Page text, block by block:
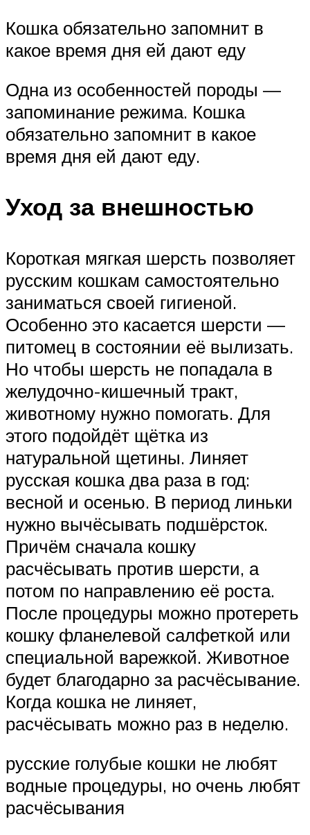
Кошка обязательно запомнит в
какое время дня ей дают еду
Одна из особенностей породы —
запоминание режима. Кошка
обязательно запомнит в какое
время дня ей дают еду.
Уход за внешностью
Короткая мягкая шерсть позволяет
русским кошкам самостоятельно
заниматься своей гигиеной.
Особенно это касается шерсти —
питомец в состоянии её вылизать.
Но чтобы шерсть не попадала в
желудочно-кишечный тракт,
животному нужно помогать. Для
этого подойдёт щётка из
натуральной щетины. Линяет
русская кошка два раза в год:
весной и осенью. В период линьки
нужно вычёсывать подшёрсток.
Причём сначала кошку
расчёсывать против шерсти, а
потом по направлению её роста.
После процедуры можно протереть
кошку фланелевой салфеткой или
специальной варежкой. Животное
будет благодарно за расчёсывание.
Когда кошка не линяет,
расчёсывать можно раз в неделю.
русские голубые кошки не любят
водные процедуры, но очень любят
расчёсывания